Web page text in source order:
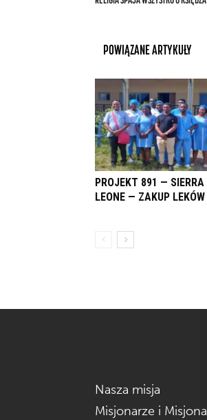
POWIĄZANE ARTYKUŁY
PROJEKT 891 — SIERRA
LEONE — ZAKUP LEKÓW
Nasza misja
Misjonarze i